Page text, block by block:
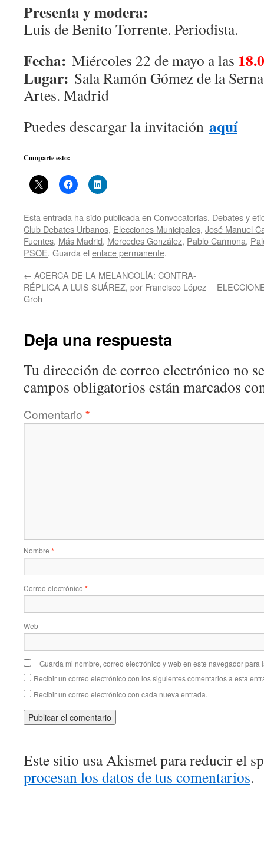
Presenta y modera:
Luis de Benito Torrente. Periodista.
Fecha: Miércoles 22 de mayo a las
Lugar: Sala Ramón Gómez de la
Artes. Madrid
Puedes descargar la invitación aquí
Comparte esto:
Esta entrada ha sido publicada en Convocatorias, Debatesy
Club Debates Urbanos, Elecciones Municipales, José Manuel
Fuentes, Más Madrid, Mercedes González, Pablo Carmona,
PSOE. Guarda el enlace permanente.
← ACERCA DE LA MELANCOLÍA: CONTRA-
RÉPLICA A LUIS SUÁREZ, por Francisco López
Groh
Deja una respuesta
Tu dirección de correo electrónico no
campos obligatorios están marcados
Comentario *
Nombre *
Correo electrónico *
Web
Guarda mi nombre, correo electrónico y web en este navegador para
Recibir un correo electrónico con los siguientes comentarios a esta
Recibir un correo electrónico con cada nueva entrada.
Este sitio usa Akismet para reducir el
procesan los datos de tus comentarios.